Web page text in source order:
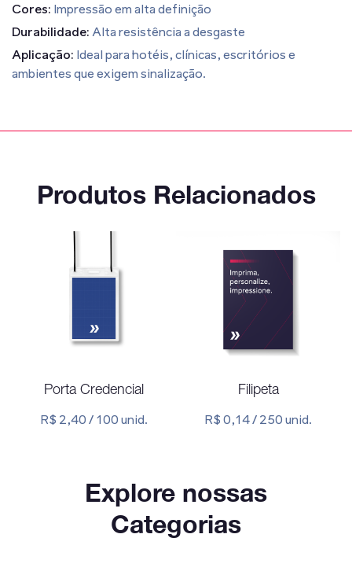
Cores: Impressão em alta definição
Durabilidade: Alta resistência a desgaste
Aplicação: Ideal para hotéis, clínicas, escritórios e
ambientes que exigem sinalização.
Produtos Relacionados
Porta Credencial
R$ 2,40 / 100 unid.
Filipeta
R$ 0,14 / 250 unid.
Explore nossas
Categorias